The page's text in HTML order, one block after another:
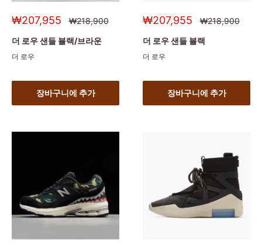
세
가
₩207,955
정
가
₩218,900
더 로우 샌들 블랙/브라운
더 로우
장바구니에 추가
세
가
₩207,955
정
가
₩218,900
더 로우 샌들 블랙
더 로우
장바구니에 추가